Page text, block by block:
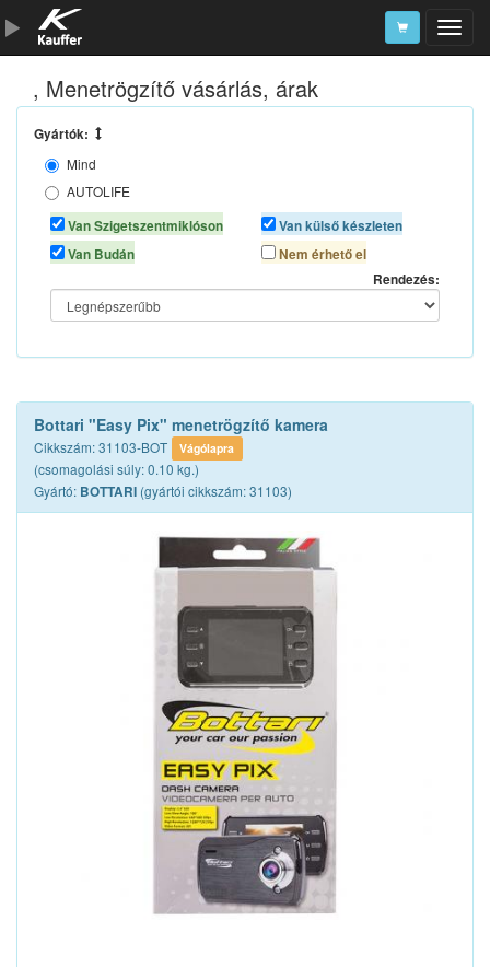
Szerszámkatalógus
Kosár
Alkatrészek
, Menetrögzítő vásárlás, árak
Gyártók:
Mind
AUTOLIFE
BOTTARI
Van Szigetszentmiklóson
Van Budán
Van külső készleten
Nem érhető el
Rendezés:
Bottari "Easy Pix" menetrögzítő kamera
Cikkszám: 31103-BOT Vágólapra
(csomagolási súly: 0.10 kg.)
Gyártó: BOTTARI (gyártói cikkszám: 31103)